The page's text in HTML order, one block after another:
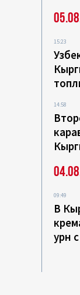
15:23
14:58
09:49
В
урн